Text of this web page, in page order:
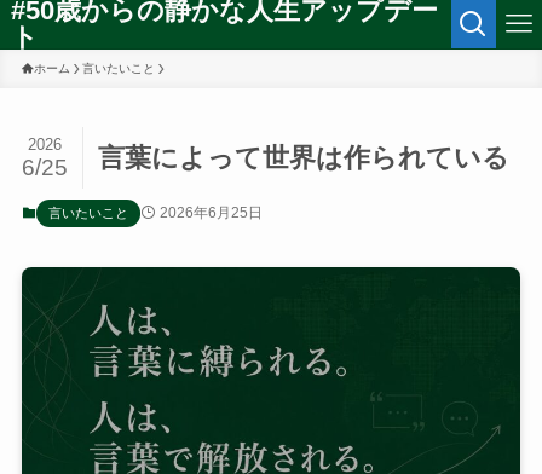
#50歳からの静かな人生アップデー
ト
ホーム 言いたいこと
言葉によって世界は作られている
2026
6/25
言いたいこと 2026年6月25日